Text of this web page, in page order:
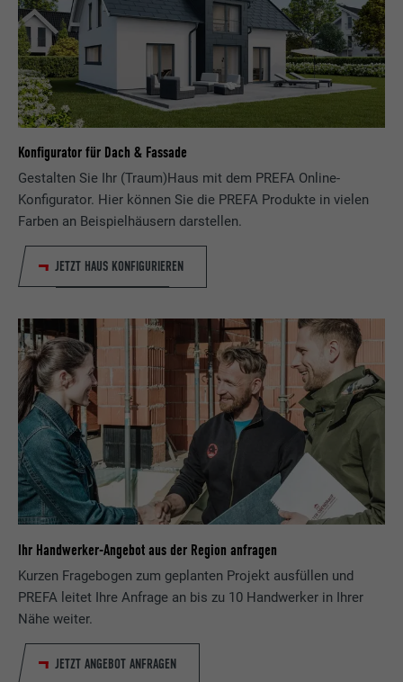
Konfigurator für Dach & Fassade
Gestalten Sie Ihr (Traum)Haus mit dem PREFA Online-
Konfigurator. Hier können Sie die PREFA Produkte in vielen
Farben an Beispielhäusern darstellen.
JETZT HAUS KONFIGURIEREN
Ihr Handwerker-Angebot aus der Region anfragen
Kurzen Fragebogen zum geplanten Projekt ausfüllen und
PREFA leitet Ihre Anfrage an bis zu 10 Handwerker in Ihrer
Nähe weiter.
JETZT ANGEBOT ANFRAGEN